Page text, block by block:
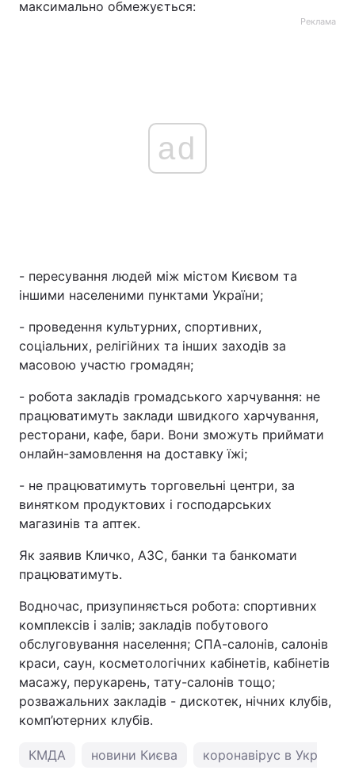
максимально обмежується:
Реклама
ad
- пересування людей між містом Києвом та
іншими населеними пунктами України;
- проведення культурних, спортивних,
соціальних, релігійних та інших заходів за
масовою участю громадян;
- робота закладів громадського харчування: не
працюватимуть заклади швидкого харчування,
ресторани, кафе, бари. Вони зможуть приймати
онлайн-замовлення на доставку їжі;
- не працюватимуть торговельні центри, за
винятком продуктових і господарських
магазинів та аптек.
Як заявив Кличко, АЗС, банки та банкомати
працюватимуть.
Водночас, призупиняється робота: спортивних
комплексів і залів; закладів побутового
обслуговування населення; СПА-салонів, салонів
краси, саун, косметологічних кабінетів, кабінетів
масажу, перукарень, тату-салонів тощо;
розважальних закладів - дискотек, нічних клубів,
комп’ютерних клубів.
КМДА новини Києва коронавірус в Україні